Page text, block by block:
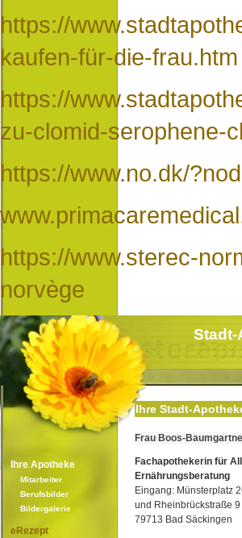
https://
kaufen-für-die-frau.htm
https://
zu-clomid-serophene-
https://www.no.dk/
https://www.sterec-
norvège
Ihre Apotheke
Mitarbeiter
Berufsbilder
Bildergalerie
eRezept
Ihre Stadt-
Frau Boos-
Fachapothekerin für
Ernährungsberatung
Eingang: Münsterplatz
und Rheinbrückstraße 9
79713 Bad Säckingen